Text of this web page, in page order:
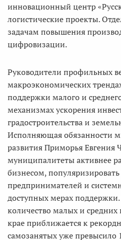
инновационный центр
логистические проекты.
задачам повышения
цифровизации.
Руководители профильных
макроэкономических
поддержки малого и
механизмах ускорения
градостроительства и
Исполняющая обязанности
развития Приморья Евгения
муниципалитеты активнее
бизнесом,
предпринимателей и
доступных мерах
количество малых и
крае приближается к
самозанятых уже превысило